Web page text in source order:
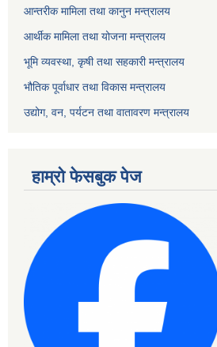
आन्तरीक मामिला तथा कानुन मन्त्रालय
आर्थीक मामिला तथा योजना मन्त्रालय
भूमि व्यवस्था, कृषी तथा सहकारी मन्त्रालय
भौतिक पूर्वाधार तथा विकास मन्त्रालय
उद्योग, वन, पर्यटन तथा वातावरण मन्त्रालय
हाम्रो फेसबुक पेज